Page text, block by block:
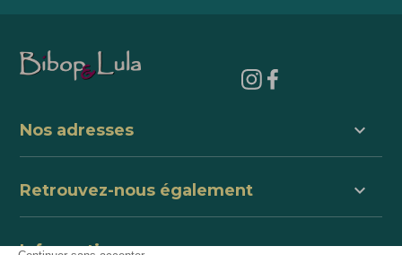
Nos adresses keyboard_arrow_down
Retrouvez-nous également keyboard_arrow_down
Informations keyboard_arrow_down